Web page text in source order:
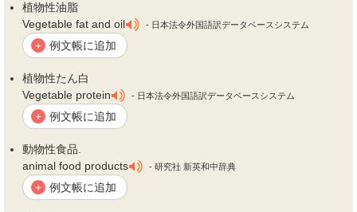
植物性油脂
Vegetable fat and oil
- 日本法令外国語訳データベースシステム
+ 例文帳に追加
植物性たん白
Vegetable protein
- 日本法令外国語訳データベースシステム
+ 例文帳に追加
動物性食品.
animal food products
- 研究社 新英和中辞典
+ 例文帳に追加